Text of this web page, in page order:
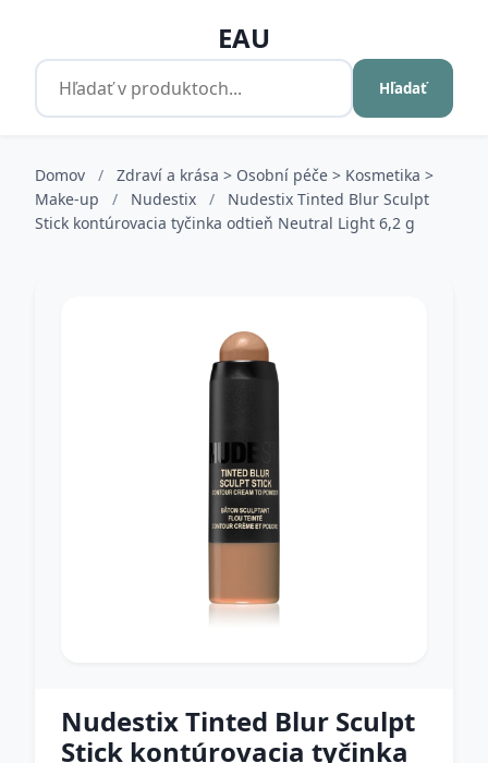
EAU
Hľadať
Domov /
Zdraví a krása > Osobní péče > Kosmetika >
Make-up
/ Nudestix /
Nudestix Tinted Blur Sculpt
Stick kontúrovacia tyčinka odtieň Neutral Light 6,2 g
Nudestix Tinted Blur Sculpt
Stick kontúrovacia tyčinka